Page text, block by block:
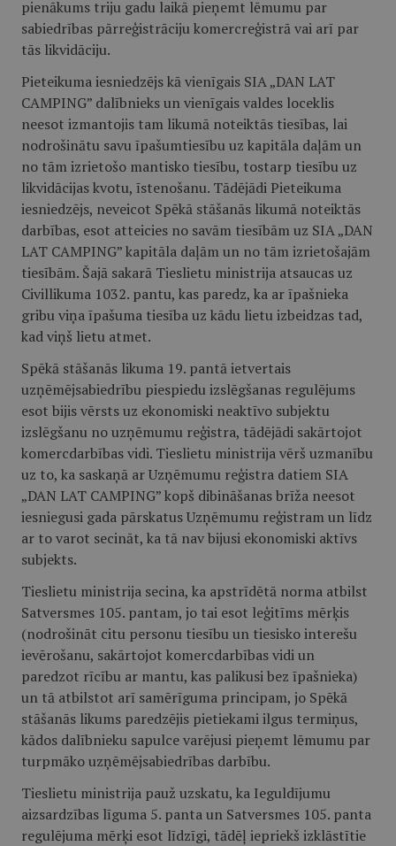
pienākums triju gadu laikā pieņemt lēmumu par
sabiedrības pārreģistrāciju komercreģistrā vai arī par
tās likvidāciju.
Pieteikuma iesniedzējs kā vienīgais SIA „DAN LAT
CAMPING” dalībnieks un vienīgais valdes loceklis
neesot izmantojis tam likumā noteiktās tiesības, lai
nodrošinātu savu īpašumtiesību uz kapitāla daļām un
no tām izrietošo mantisko tiesību, tostarp tiesību uz
likvidācijas kvotu, īstenošanu. Tādējādi Pieteikuma
iesniedzējs, neveicot Spēkā stāšanās likumā noteiktās
darbības, esot atteicies no savām tiesībām uz SIA „DAN
LAT CAMPING” kapitāla daļām un no tām izrietošajām
tiesībām. Šajā sakarā Tieslietu ministrija atsaucas uz
Civillikuma 1032. pantu, kas paredz, ka ar īpašnieka
gribu viņa īpašuma tiesība uz kādu lietu izbeidzas tad,
kad viņš lietu atmet.
Spēkā stāšanās likuma 19. pantā ietvertais
uzņēmējsabiedrību piespiedu izslēgšanas regulējums
esot bijis vērsts uz ekonomiski neaktīvo subjektu
izslēgšanu no uzņēmumu reģistra, tādējādi sakārtojot
komercdarbības vidi. Tieslietu ministrija vērš uzmanību
uz to, ka saskaņā ar Uzņēmumu reģistra datiem SIA
„DAN LAT CAMPING” kopš dibināšanas brīža neesot
iesniegusi gada pārskatus Uzņēmumu reģistram un līdz
ar to varot secināt, ka tā nav bijusi ekonomiski aktīvs
subjekts.
Tieslietu ministrija secina, ka apstrīdētā norma atbilst
Satversmes 105. pantam, jo tai esot leģitīms mērķis
(nodrošināt citu personu tiesību un tiesisko interešu
ievērošanu, sakārtojot komercdarbības vidi un
paredzot rīcību ar mantu, kas palikusi bez īpašnieka)
un tā atbilstot arī samērīguma principam, jo Spēkā
stāšanās likums paredzējis pietiekami ilgus termiņus,
kādos dalībnieku sapulce varējusi pieņemt lēmumu par
turpmāko uzņēmējsabiedrības darbību.
Tieslietu ministrija pauž uzskatu, ka Ieguldījumu
aizsardzības līguma 5. panta un Satversmes 105. panta
regulējuma mērķi esot līdzīgi, tādēļ iepriekš izklāstītie